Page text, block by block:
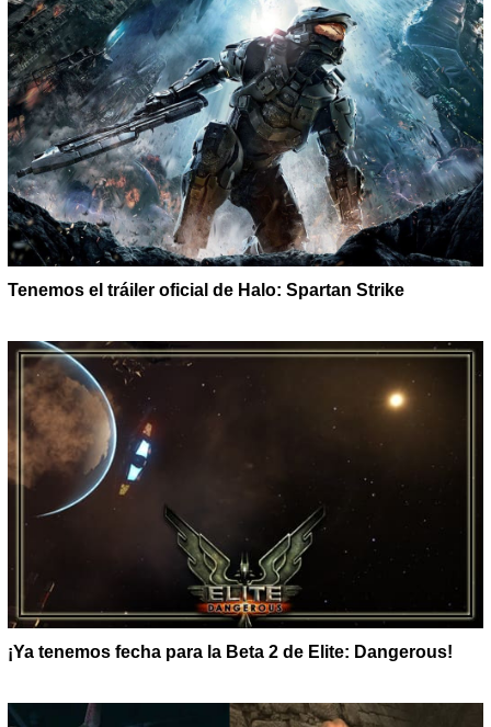
Tenemos el tráiler oficial de Halo: Spartan Strike
¡Ya tenemos fecha para la Beta 2 de Elite: Dangerous!